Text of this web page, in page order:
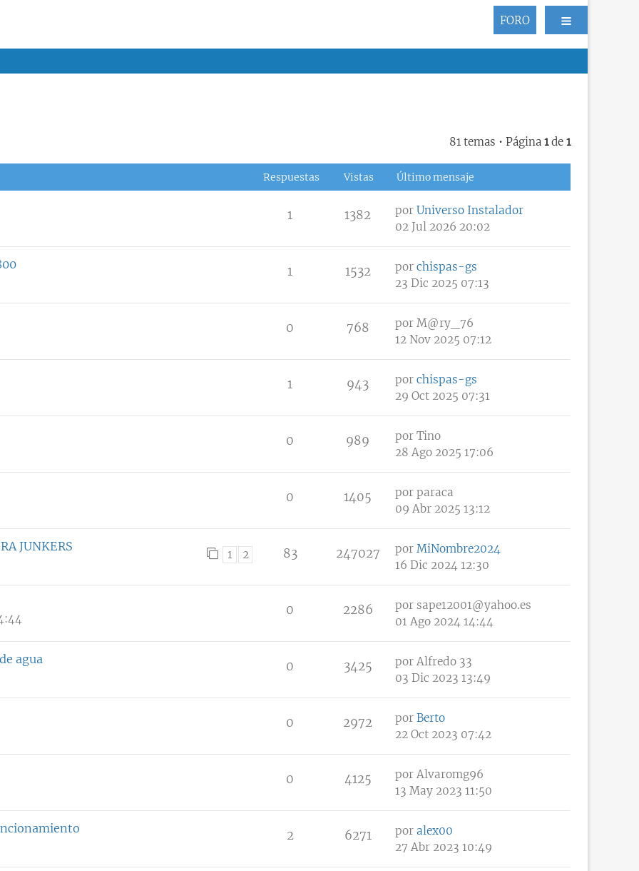
FORO
81 temas • Página 1de 1
Respuestas Vistas Último mensaje
1 1382 por Universo Instalador
02 Jul 2026 20:02
1 1532 por chispas-gs
23 Dic 2025 07:13
0 768 por M@ry_76
12 Nov 2025 07:12
1 943 por chispas-gs
29 Oct 2025 07:31
0 989 por Tino
28 Ago 2025 17:06
0 1405 por paraca
09 Abr 2025 13:12
JUNKERS
1 2 83 247027 por MiNombre2024
16 Dic 2024 12:30
0 2286 por sape12001@yahoo.es
01 Ago 2024 14:44
agua 0 3425 por Alfredo 33
03 Dic 2023 13:49
0 2972 por Berto
22 Oct 2023 07:42
0 4125 por Alvaromg96
13 May 2023 11:50
2 6271 por alex00
27 Abr 2023 10:49